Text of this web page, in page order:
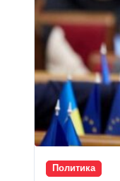
Политика